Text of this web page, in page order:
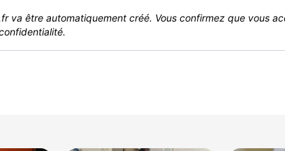
va être automatiquement créé. Vous confirmez que vous